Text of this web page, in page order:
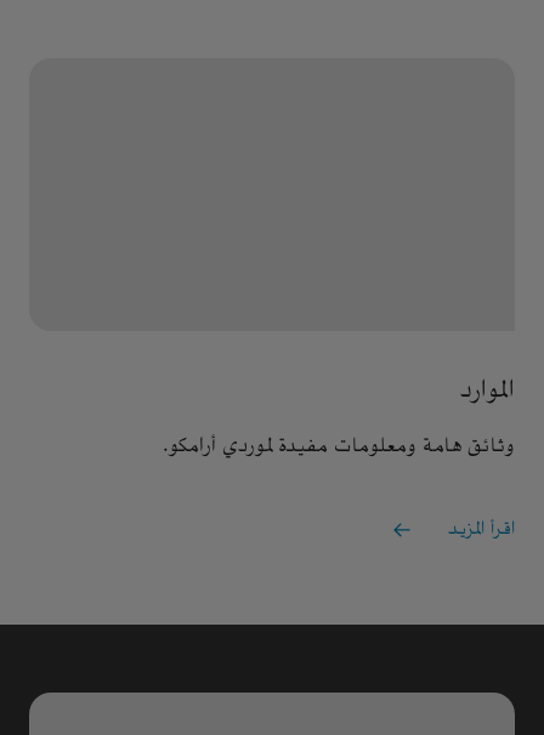
الموارد
وثائق هامة ومعلومات مفيدة لموردي أرامكو.
اقرأ المزيد